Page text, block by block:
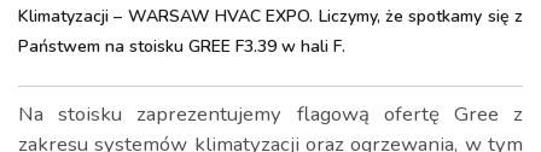
Klimatyzacji – WARSAW HVAC EXPO. Liczymy, że spotkamy się z
Państwem na stoisku GREE F3.39 w hali F.
Na stoisku zaprezentujemy flagową ofertę Gree z
zakresu systemów klimatyzacji oraz ogrzewania, w tym